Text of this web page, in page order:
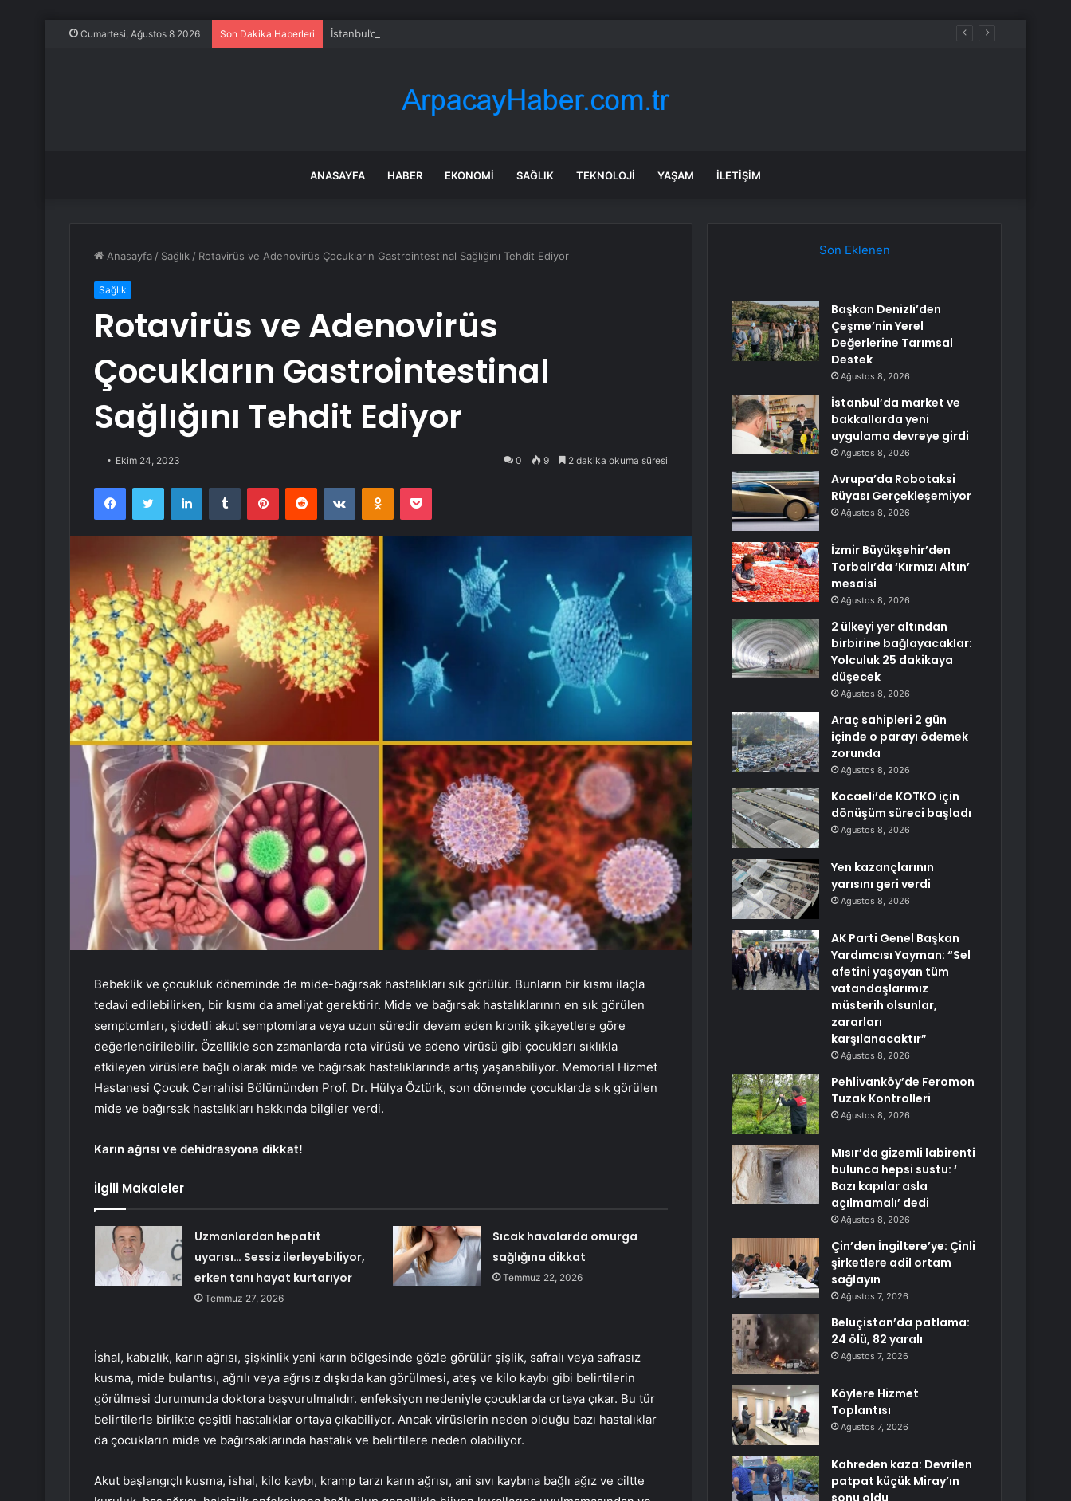
Cumartesi, Ağustos 8 2026 Son Dakika Haberleri İstanbul’da market ve bakkallarda yeni uygulama devreye girdi
ANASAYFA HABER EKONOMI SAĞLIK TEKNOLOJI YAŞAM İLETIŞIM
Anasayfa / Sağlık / Rotavirüs ve Adenovirüs Çocukların Gastrointestinal Sağlığını Tehdit Ediyor
Sağlık
Rotavirüs ve Adenovirüs
Çocukların Gastrointestinal
Sağlığını Tehdit Ediyor
Ekim 24, 2023 0 9 2 dakika okuma süresi
FacebookTwitter LinkedInTumblr PinterestReddit VKontakteOdnoklassniki
Pocket
Bebeklik ve çocukluk döneminde de mide-bağırsak hastalıkları sık görülür. Bunların bir kısmı ilaçla
tedavi edilebilirken, bir kısmı da ameliyat gerektirir. Mide ve bağırsak hastalıklarının en sık görülen
semptomları, şiddetli akut semptomlara veya uzun süredir devam eden kronik şikayetlere göre
değerlendirilebilir. Özellikle son zamanlarda rota virüsü ve adeno virüsü gibi çocukları sıklıkla
etkileyen virüslere bağlı olarak mide ve bağırsak hastalıklarında artış yaşanabiliyor. Memorial Hizmet
Hastanesi Çocuk Cerrahisi Bölümünden Prof. Dr. Hülya Öztürk, son dönemde çocuklarda sık görülen
mide ve bağırsak hastalıkları hakkında bilgiler verdi.
Karın ağrısı ve dehidrasyona dikkat!
İlgili Makaleler
Uzmanlardan hepatit
uyarısı… Sessiz ilerleyebiliyor,
erken tanı hayat kurtarıyor
Temmuz 27, 2026
Sıcak havalarda omurga
sağlığına dikkat
Temmuz 22, 2026
İshal, kabızlık, karın ağrısı, şişkinlik yani karın bölgesinde gözle görülür şişlik, safralı veya safrasız
kusma, mide bulantısı, ağrılı veya ağrısız dışkıda kan görülmesi, ateş ve kilo kaybı gibi belirtilerin
görülmesi durumunda doktora başvurulmalıdır. enfeksiyon nedeniyle çocuklarda ortaya çıkar. Bu tür
belirtilerle birlikte çeşitli hastalıklar ortaya çıkabiliyor. Ancak virüslerin neden olduğu bazı hastalıklar
da çocukların mide ve bağırsaklarında hastalık ve belirtilere neden olabiliyor.
Akut başlangıçlı kusma, ishal, kilo kaybı, kramp tarzı karın ağrısı, ani sıvı kaybına bağlı ağız ve ciltte
Son Eklenen
Başkan Denizli’den
Çeşme’nin Yerel
Değerlerine Tarımsal
Destek
Ağustos 8, 2026
İstanbul’da market ve
bakkallarda yeni
uygulama devreye girdi
Ağustos 8, 2026
Avrupa’da Robotaksi
Rüyası Gerçekleşemiyor
Ağustos 8, 2026
İzmir Büyükşehir’den
Torbalı’da ‘Kırmızı Altın’
mesaisi
Ağustos 8, 2026
2 ülkeyi yer altından
birbirine bağlayacaklar:
Yolculuk 25 dakikaya
düşecek
Ağustos 8, 2026
Araç sahipleri 2 gün
içinde o parayı ödemek
zorunda
Ağustos 8, 2026
Kocaeli’de KOTKO için
dönüşüm süreci başladı
Ağustos 8, 2026
Yen kazançlarının
yarısını geri verdi
Ağustos 8, 2026
AK Parti Genel Başkan
Yardımcısı Yayman: “Sel
afetini yaşayan tüm
vatandaşlarımız
müsterih olsunlar,
zararları
karşılanacaktır”
Ağustos 8, 2026
Pehlivanköy’de Feromon
Tuzak Kontrolleri
Ağustos 8, 2026
Mısır’da gizemli labirenti
bulunca hepsi sustu: ‘
Bazı kapılar asla
açılmamalı’ dedi
Ağustos 8, 2026
Çin’den İngiltere’ye: Çinli
şirketlere adil ortam
sağlayın
Ağustos 7, 2026
Beluçistan’da patlama:
24 ölü, 82 yaralı
Ağustos 7, 2026
Köylere Hizmet
Toplantısı
Ağustos 7, 2026
Kahreden kaza: Devrilen
patpat küçük Miray’ın
sonu oldu